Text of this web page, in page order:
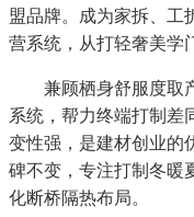
盟品牌。成为家拆、工
营系统，从打轻奢美学
兼顾栖身舒服度取产
系统，帮力终端打制差
变性强，是建材创业的
碑不变，专注打制冬暖
化断桥隔热布局。